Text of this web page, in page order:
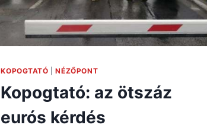
KOPOGTATÓ |NÉZŐPONT
Kopogtató: az ötszáz
eurós kérdés